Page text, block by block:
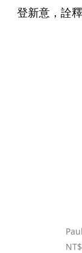
登新意，詮